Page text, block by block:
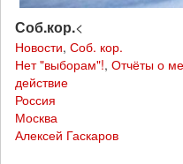
Соб.кор.<
Новости, Соб. кор.
Нет "выборам"!, Отчёты о
действие
Россия
Москва
Алексей Гаскаров